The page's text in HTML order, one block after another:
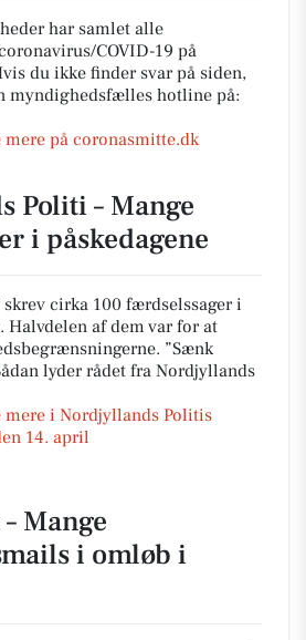
har samlet alle
COVID-19 på
du ikke finder svar på siden,
myndighedsfælles hotline på:
på coronasmitte.dk
Politi – Mange
i påskedagene
cirka 100 færdselssager i
Halvdelen af dem var for at
”Sænk
lyder rådet fra Nordjyllands
i Nordjyllands Politis
14. april
Mange
i omløb i